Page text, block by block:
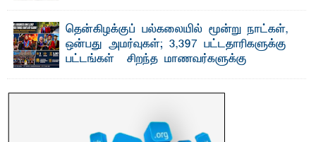
காணப்பட்ட பல ...தென்கிழக்குப் பல்கலையில் மூன்று நாட்கள்,
ஒன்பது அமர்வுகள்; 3,397 பட்டதாரிகளுக்கு
பட்டங்கள் – சிறந்த மாணவர்களுக்கு
மற்றும் சிறப்புப் பரிசுகள்